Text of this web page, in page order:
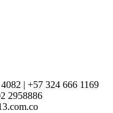
| +57 324 666 1169
2958886